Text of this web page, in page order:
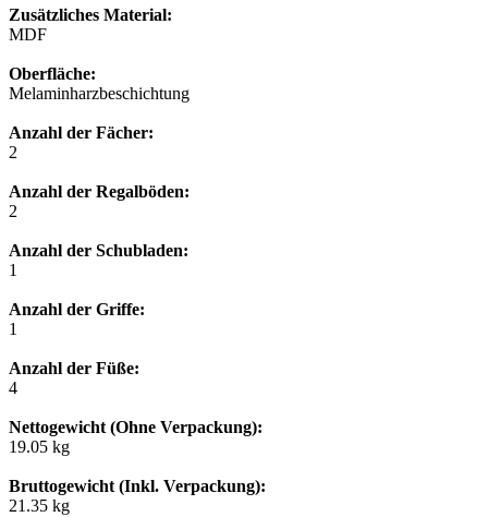
Zusätzliches Material:
MDF
Oberfläche:
Melaminharzbeschichtung
Anzahl der Fächer:
2
Anzahl der Regalböden:
2
Anzahl der Schubladen:
1
Anzahl der Griffe:
1
Anzahl der Füße:
4
Nettogewicht (Ohne Verpackung):
19.05 kg
Bruttogewicht (Inkl. Verpackung):
21.35 kg